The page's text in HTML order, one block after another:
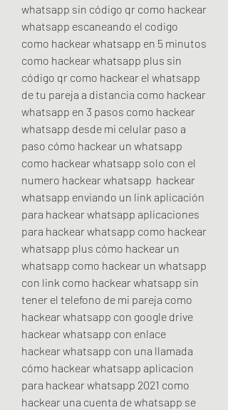
whatsapp sin código qr como hackear
whatsapp escaneando el codigo
como hackear whatsapp en 5 minutos
como hackear whatsapp plus sin
código qr como hackear el whatsapp
de tu pareja a distancia como hackear
whatsapp en 3 pasos como hackear
whatsapp desde mi celular paso a
paso cómo hackear un whatsapp
como hackear whatsapp solo con el
numero hackear whatsapp  hackear
whatsapp enviando un link aplicación
para hackear whatsapp aplicaciones
para hackear whatsapp como hackear
whatsapp plus cómo hackear un
whatsapp como hackear un whatsapp
con link como hackear whatsapp sin
tener el telefono de mi pareja como
hackear whatsapp con google drive
hackear whatsapp con enlace
hackear whatsapp con una llamada
cómo hackear whatsapp aplicacion
para hackear whatsapp 2021 como
hackear una cuenta de whatsapp se